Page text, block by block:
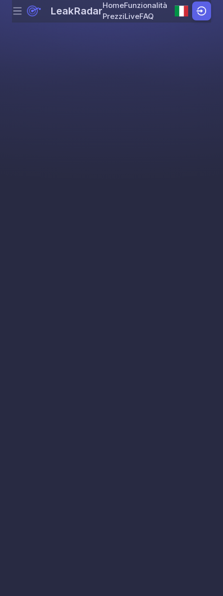
Skip to content
Menu LeakRadarHomeFunzionalità
PrezziLiveFAQ